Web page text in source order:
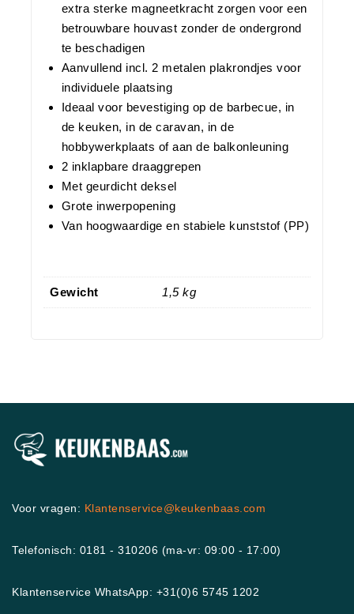
extra sterke magneetkracht zorgen voor een
betrouwbare houvast zonder de ondergrond
te beschadigen
Aanvullend incl. 2 metalen plakrondjes voor
individuele plaatsing
Ideaal voor bevestiging op de barbecue, in
de keuken, in de caravan, in de
hobbywerkplaats of aan de balkonleuning
2 inklapbare draaggrepen
Met geurdicht deksel
Grote inwerpopening
Van hoogwaardige en stabiele kunststof (PP)
Gewicht 1,5 kg
Voor vragen: Klantenservice@keukenbaas.com
Telefonisch: 0181 - 310206 (ma-vr: 09:00 - 17:00)
Klantenservice WhatsApp: +31(0)6 5745 1202